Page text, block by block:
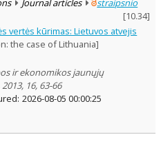
Journal articles
straipsnio
[10.34]
vertės kūrimas: Lietuvos atvejis
the case of Lithuania]
ir ekonomikos jaunųjų
16, 63-66
2026-08-05 00:00:25